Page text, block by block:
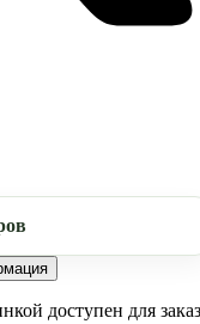
доступен для